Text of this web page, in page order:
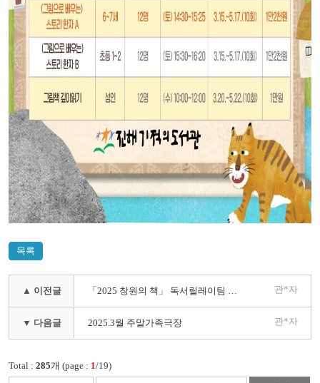
목록
▲ 이전글 「2025 창원의 책」 독서릴레이팀 모집 (3/6~3/19) 관*자
▼ 다음글 2025.3월 주말가족극장 관*자
Total : 285개 (page : 1/19)